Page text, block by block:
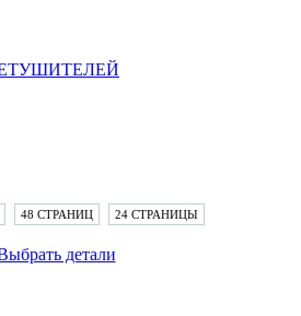
48 СТРАНИЦ 24 СТРАНИЦЫ
детали